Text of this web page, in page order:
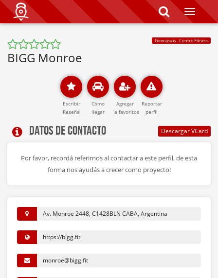
T
o
g
l
o
n
Gimnasios - Centro Fitness
BIGG Monroe
Escribir
Reseña
Cómo
llegar
Agregar
a favoritos
Reportar
perfil
Datos de contacto
Por favor, recordá referirnos al contactar a este perfil, de esta
forma nos ayudás a crecer como proyecto!
Av. Monroe 2448, C1428BLN CABA, Argentina
https://bigg.fit
monroe@bigg.fit